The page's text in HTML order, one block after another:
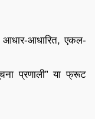
आधारित, एकल-
प्रणाली” या फ्रूट